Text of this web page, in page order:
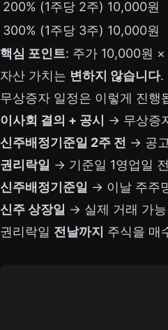
200% (1주당 2주) 10,000원
300% (1주당 3주) 10,000원
핵심 포인트: 주가 10,000원 ×
자산 가치는 변하지 않습니다.
무상증자 일정은 이렇게 진행
이사회 결의 + 공시
→ 무상증
신주배정기준일 2주 전 → 공고
권리락일 → 기준일 1영업일
신주배정기준일 → 이날 주주
신주 상장일 → 실제 거래 가
권리락일 전날까지 주식을 매